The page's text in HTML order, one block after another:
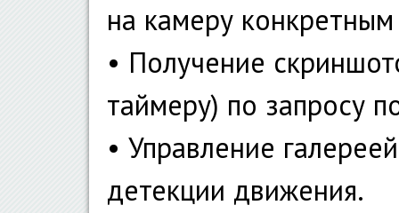
на камеру
• Получение
таймеру) по запросу
• Управление
детекции движения.